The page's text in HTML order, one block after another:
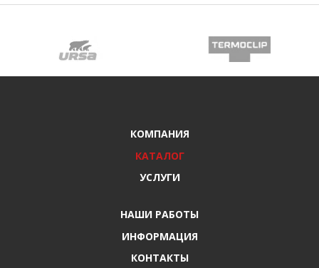
КОМПАНИЯ
КАТАЛОГ
УСЛУГИ
НАШИ РАБОТЫ
ИНФОРМАЦИЯ
КОНТАКТЫ